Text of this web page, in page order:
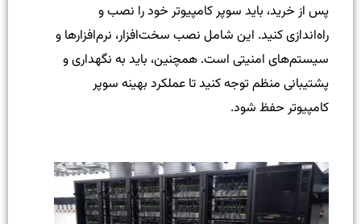
پس از خرید، باید سوپر کامپیوتر خود را نصب و
راه‌اندازی کنید. این شامل نصب سخت‌افزار، نرم‌افزارها و
سیستم‌های امنیتی است. همچنین، باید به نگهداری و
پشتیبانی منظم توجه کنید تا عملکرد بهینه سوپر
کامپیوتر حفظ شود.